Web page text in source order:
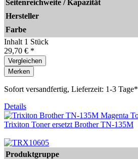
Seitenreichweite / Kapazität
Hersteller
Farbe
Inhalt 1 Stück
29,70 € *
Vergleichen
Merken
Sofort versandfertig, Lieferzeit: 1-3 Tage*
Details
Trixiton Toner ersetzt Brother TN-135M
Produktgruppe